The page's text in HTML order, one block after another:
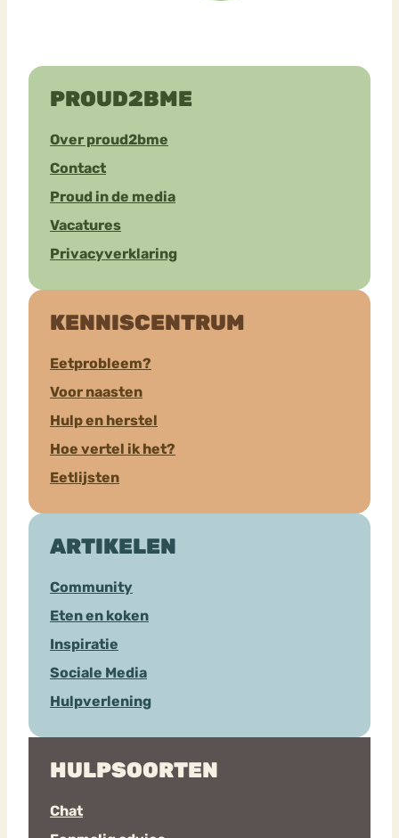
PROUD2BME
Over proud2bme
Contact
Proud in de media
Vacatures
Privacyverklaring
KENNISCENTRUM
Eetprobleem?
Voor naasten
Hulp en herstel
Hoe vertel ik het?
Eetlijsten
ARTIKELEN
Community
Eten en koken
Inspiratie
Sociale Media
Hulpverlening
HULPSOORTEN
Chat